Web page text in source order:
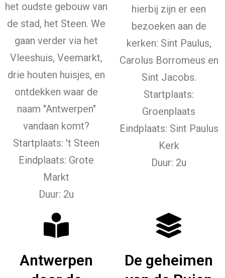
het oudste gebouw van
de stad, het Steen. We
gaan verder via het
Vleeshuis, Veemarkt,
drie houten huisjes, en
ontdekken waar de
naam "Antwerpen"
vandaan komt?
Startplaats: 't Steen
Eindplaats: Grote
Markt
Duur: 2u
hierbij zijn er een
bezoeken aan de
kerken: Sint Paulus,
Carolus Borromeus en
Sint Jacobs.
Startplaats:
Groenplaats
Eindplaats: Sint Paulus
Kerk
Duur: 2u
Antwerpen
De geheimen